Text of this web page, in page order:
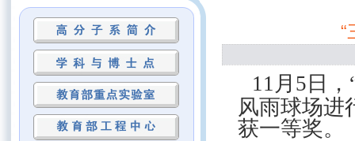
“
11 月 5 日，
风雨球场进
获一等奖。